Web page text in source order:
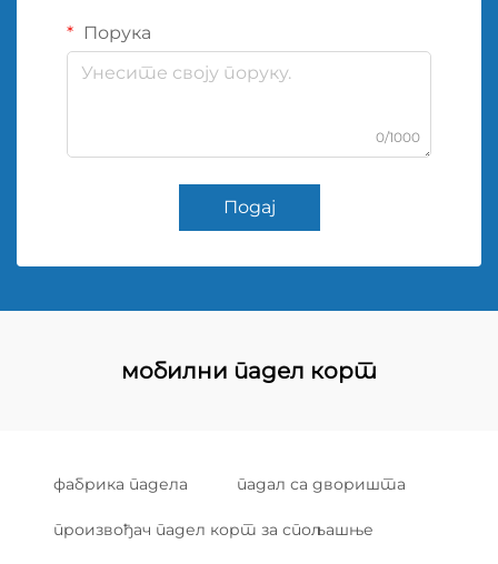
Порука
0/1000
Подај
мобилни падел корт
фабрика падела падал са дворишта
произвођач падел корт за спољашње